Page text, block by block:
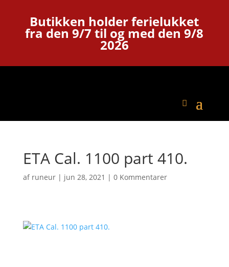
Butikken holder ferielukket
fra den 9/7 til og med den 9/8
2026
ETA Cal. 1100 part 410.
af runeur| jun 28, 2021 | 0 Kommentarer